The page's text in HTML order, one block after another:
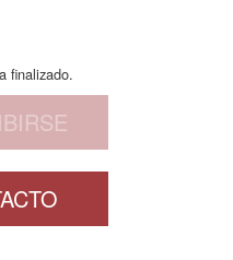
finalizado.